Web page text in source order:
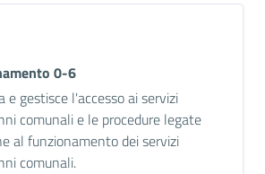
0-6
e gestisce l'accesso ai servizi
comunali e le procedure legate
al funzionamento dei servizi
comunali.